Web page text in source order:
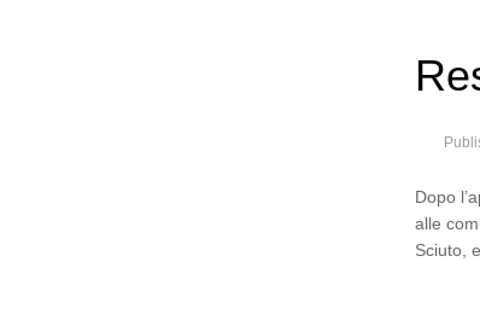
Dopo
alle
Sciuto,